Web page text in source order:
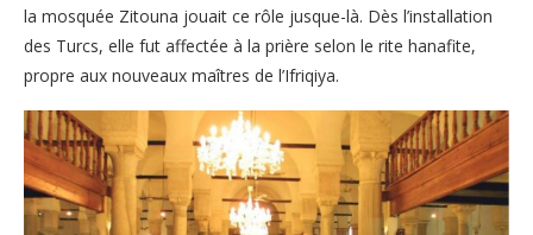
la mosquée Zitouna jouait ce rôle jusque-là. Dès l’installation
des Turcs, elle fut affectée à la prière selon le rite hanafite,
propre aux nouveaux maîtres de l’Ifriqiya.